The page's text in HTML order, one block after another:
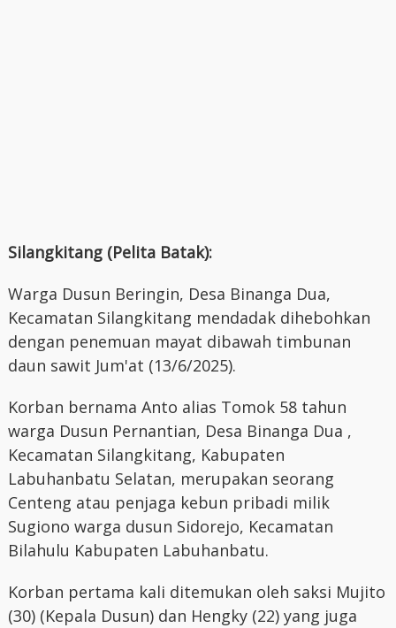
Silangkitang (Pelita Batak):
Warga Dusun Beringin, Desa Binanga Dua,
Kecamatan Silangkitang mendadak dihebohkan
dengan penemuan mayat dibawah timbunan
daun sawit Jum'at (13/6/2025).
Korban bernama Anto alias Tomok 58 tahun
warga Dusun Pernantian, Desa Binanga Dua ,
Kecamatan Silangkitang, Kabupaten
Labuhanbatu Selatan, merupakan seorang
Centeng atau penjaga kebun pribadi milik
Sugiono warga dusun Sidorejo, Kecamatan
Bilahulu Kabupaten Labuhanbatu.
Korban pertama kali ditemukan oleh saksi Mujito
(30) (Kepala Dusun) dan Hengky (22) yang juga